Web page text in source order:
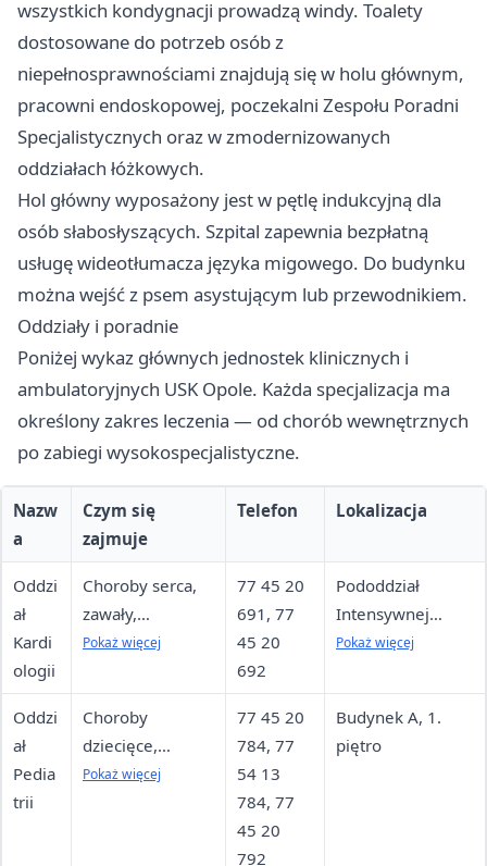
wszystkich kondygnacji prowadzą windy. Toalety
dostosowane do potrzeb osób z
niepełnosprawnościami znajdują się w holu głównym,
pracowni endoskopowej, poczekalni Zespołu Poradni
Specjalistycznych oraz w zmodernizowanych
oddziałach łóżkowych.
Hol główny wyposażony jest w pętlę indukcyjną dla
osób słabosłyszących. Szpital zapewnia bezpłatną
usługę wideotłumacza języka migowego. Do budynku
można wejść z psem asystującym lub przewodnikiem.
Oddziały i poradnie
Poniżej wykaz głównych jednostek klinicznych i
ambulatoryjnych USK Opole. Każda specjalizacja ma
określony zakres leczenia — od chorób wewnętrznych
po zabiegi wysokospecjalistyczne.
Nazw
a
Czym się
zajmuje
Telefon Lokalizacja
Oddzi
ał
Kardi
ologii
Choroby serca,
zawały,
niewydolność,
rytmu; ostry
dyżur
kardiologiczny;
interwencje
Pokaż więcej
77 45 20
691, 77
45 20
692
Pododdział
Intensywnej
Terapii
(20 łóżek),
Pododdział
Interwencji
Pokaż więcej
Oddzi
ał
Pedia
trii
Choroby
dziecięce,
alergologia,
Pokaż więcej
77 45 20
784, 77
54 13
784, 77
45 20
792
Budynek A, 1.
piętro